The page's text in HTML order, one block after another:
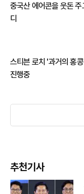
중국산 에어콘을 웃돈 주
디
스티븐 로치 '과거의 홍
진행중
추천기사